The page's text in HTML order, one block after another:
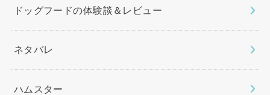
ドッグフードの体験談＆レビュー
ネタバレ
ハムスター